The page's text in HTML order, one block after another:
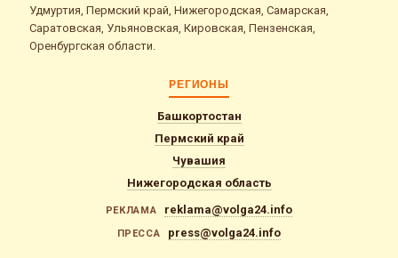
Удмуртия, Пермский край, Нижегородская, Самарская,
Саратовская, Ульяновская, Кировская, Пензенская,
Оренбургская области.
РЕГИОНЫ
Башкортостан
Пермский край
Чувашия
Нижегородская область
РЕКЛАМА reklama@volga24.info
ПРЕССА press@volga24.info